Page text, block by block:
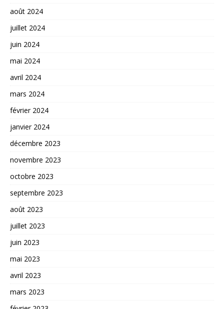
août 2024
juillet 2024
juin 2024
mai 2024
avril 2024
mars 2024
février 2024
janvier 2024
décembre 2023
novembre 2023
octobre 2023
septembre 2023
août 2023
juillet 2023
juin 2023
mai 2023
avril 2023
mars 2023